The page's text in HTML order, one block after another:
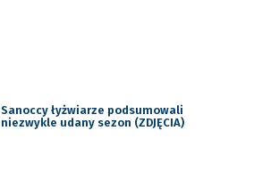
Sanoccy łyżwiarze podsumowali
niezwykle udany sezon (ZDJĘCIA)